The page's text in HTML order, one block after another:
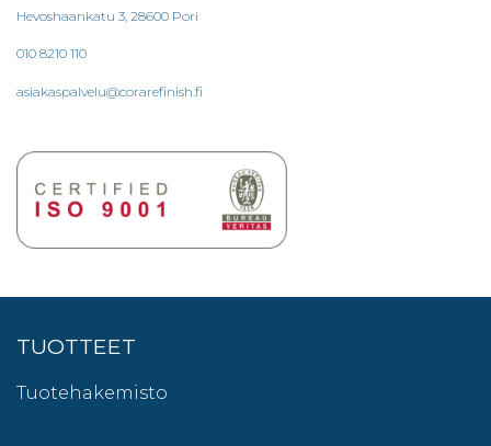
Hevoshaankatu 3, 28600 Pori
010 8210 110
asiakaspalvelu@corarefinish.fi
TUOTTEET
Tuotehakemisto